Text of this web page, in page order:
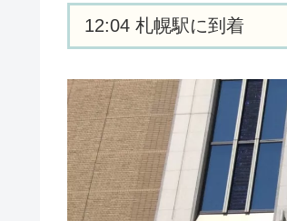
12:04 札幌駅に到着